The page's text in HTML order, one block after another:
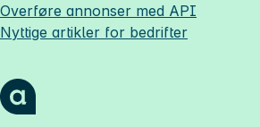
Overføre annonser med API
Nyttige artikler for bedrifter